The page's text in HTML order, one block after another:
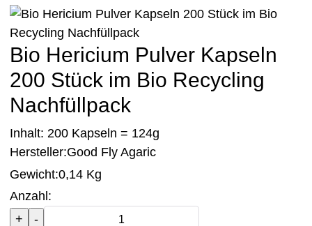
Bio Hericium Pulver Kapseln
200 Stück im Bio Recycling
Nachfüllpack
Inhalt: 200 Kapseln = 124g
Hersteller:Good Fly Agaric
Gewicht:0,14 Kg
Anzahl: